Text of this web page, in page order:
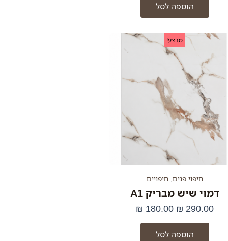
הוספה לסל
מבצע!
חיפוי פנים ,חיפויים
דמוי שיש מבריק A1
290.00
₪
המחיר
המקורי
290.00 ₪.
180.00
₪
המחיר
הנוכחי
180.00 ₪.
הוספה לסל